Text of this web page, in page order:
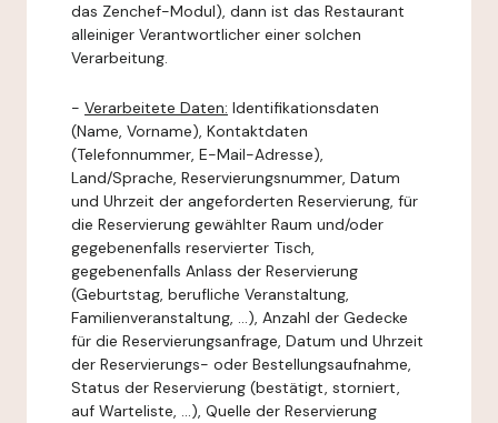
das Zenchef-Modul), dann ist das Restaurant
alleiniger Verantwortlicher einer solchen
Verarbeitung.
- Verarbeitete Daten: Identifikationsdaten
(Name, Vorname), Kontaktdaten
(Telefonnummer, E-Mail-Adresse),
Land/Sprache, Reservierungsnummer, Datum
und Uhrzeit der angeforderten Reservierung, für
die Reservierung gewählter Raum und/oder
gegebenenfalls reservierter Tisch,
gegebenenfalls Anlass der Reservierung
(Geburtstag, berufliche Veranstaltung,
Familienveranstaltung, ...), Anzahl der Gedecke
für die Reservierungsanfrage, Datum und Uhrzeit
der Reservierungs- oder Bestellungsaufnahme,
Status der Reservierung (bestätigt, storniert,
auf Warteliste, ...), Quelle der Reservierung